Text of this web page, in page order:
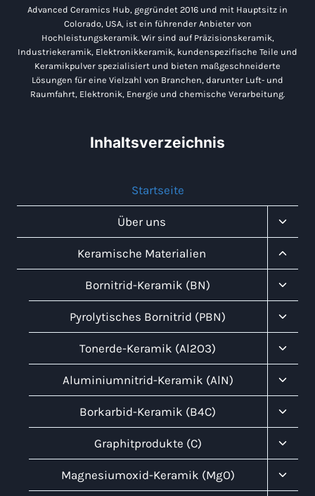
Advanced Ceramics Hub, gegründet 2016 und mit Hauptsitz in
Colorado, USA, ist ein führender Anbieter von
Hochleistungskeramik. Wir sind auf Präzisionskeramik,
Industriekeramik, Elektronikkeramik, kundenspezifische Teile und
Keramikpulver spezialisiert und bieten maßgeschneiderte
Lösungen für eine Vielzahl von Branchen, darunter Luft- und
Raumfahrt, Elektronik, Energie und chemische Verarbeitung.
Inhaltsverzeichnis
Startseite
Über uns
Keramische Materialien
Bornitrid-Keramik (BN)
Pyrolytisches Bornitrid (PBN)
Tonerde-Keramik (Al2O3)
Aluminiumnitrid-Keramik (AlN)
Borkarbid-Keramik (B4C)
Graphitprodukte (C)
Magnesiumoxid-Keramik (MgO)